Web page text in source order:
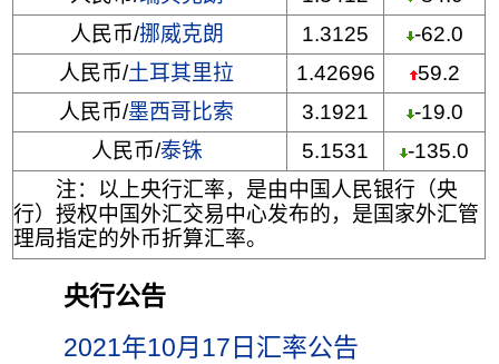
人民币/挪威克朗 1.3125
-62.0
人民币/土耳其里拉 1.42696
59.2
人民币/墨西哥比索 3.1921
-19.0
人民币/泰铢 5.1531
-135.0
注：以上央行汇率，是由中国人民银行（央
行）授权中国外汇交易中心发布的，是国家外汇管
理局指定的外币折算汇率。
央行公告
2021年10月17日汇率公告